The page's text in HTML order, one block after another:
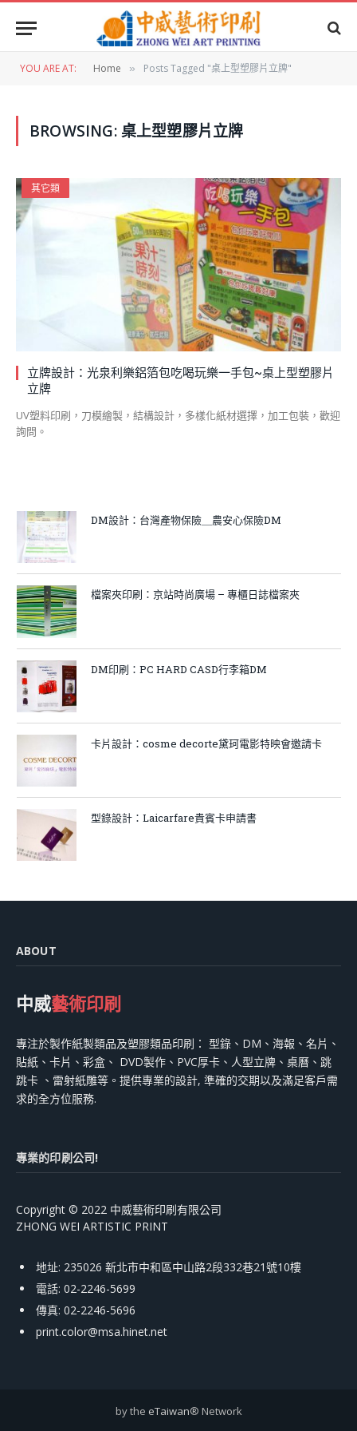
YOU ARE AT: Home » Posts Tagged "桌上型塑膠片立牌"
BROWSING:桌上型塑膠片立牌
其它類
立牌設計：光泉利樂鋁箔包吃喝玩樂一手包~桌上型塑膠片
立牌
UV塑料印刷，刀模繪製，結構設計，多樣化紙材選擇，加工包裝，歡迎
詢問。
DM設計：台灣產物保險＿農安心保險DM
檔案夾印刷：京站時尚廣場 – 專櫃日誌檔案夾
DM印刷：PC HARD CASD行李箱DM
卡片設計：cosme decorte黛珂電影特映會邀請卡
型錄設計：Laicarfare貴賓卡申請書
ABOUT
中威藝術印刷
專注於製作紙製類品及塑膠類品印刷： 型錄、DM、海報、名片、
貼紙、卡片、彩盒、 DVD製作、PVC厚卡、人型立牌、桌曆、跳
跳卡 、雷射紙雕等。提供專業的設計, 準確的交期以及滿足客戶需
求的全方位服務.
專業的印刷公司!
Copyright © 2022 中威藝術印刷有限公司
ZHONG WEI ARTISTIC PRINT
地址: 235026 新北市中和區中山路2段332巷21號10樓
電話: 02-2246-5699
傳真: 02-2246-5696
print.color@msa.hinet.net
by the eTaiwan® Network